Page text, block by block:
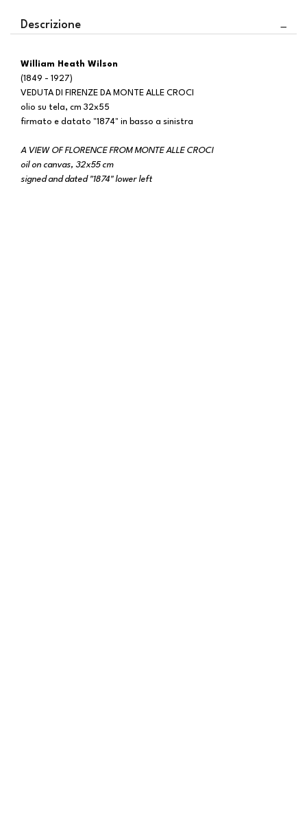
Descrizione
William Heath Wilson
(1849 - 1927)
VEDUTA DI FIRENZE DA MONTE ALLE CROCI
olio su tela, cm 32x55
firmato e datato "1874" in basso a sinistra
A VIEW OF FLORENCE FROM MONTE ALLE CROCI
oil on canvas, 32x55 cm
signed and dated "1874" lower left